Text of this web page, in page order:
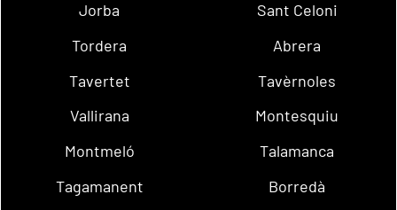
Jorba
Sant Celoni
Tordera
Abrera
Tavertet
Tavèrnoles
Vallirana
Montesquiu
Montmeló
Talamanca
Tagamanent
Borredà